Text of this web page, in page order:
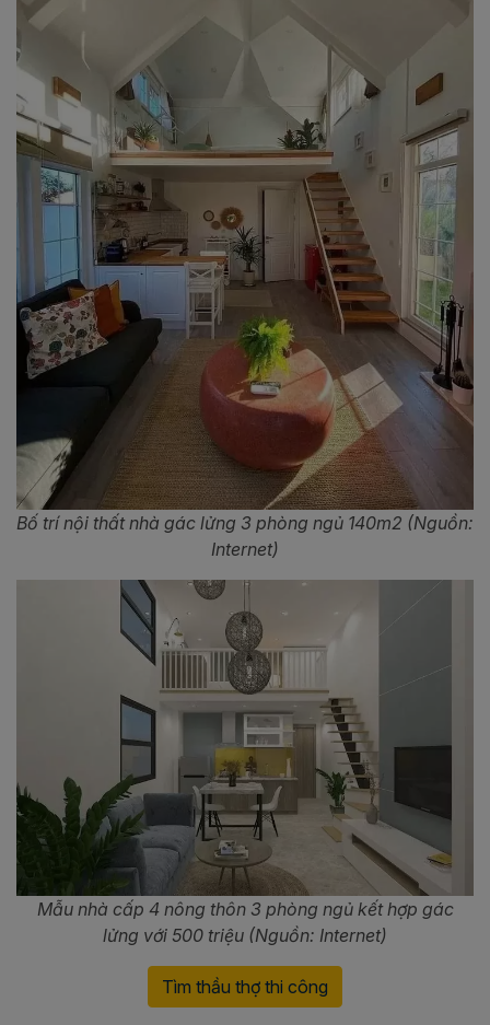
Bố trí nội thất nhà gác lửng 3 phòng ngủ 140m2 (Nguồn:
Internet)
Mẫu nhà cấp 4 nông thôn 3 phòng ngủ kết hợp gác
lửng với 500 triệu (Nguồn: Internet)
Tìm thầu thợ thi công